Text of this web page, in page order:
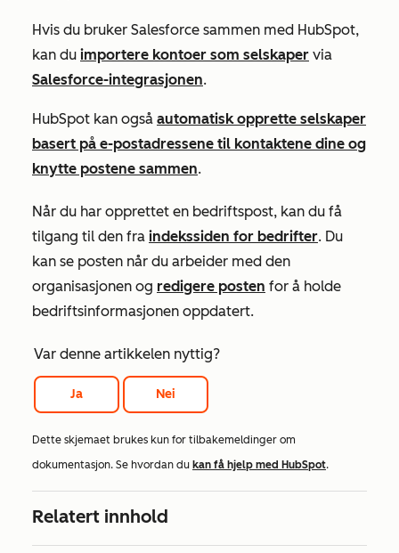
Hvis du bruker Salesforce sammen med HubSpot,
kan du importere kontoer som selskaper via
Salesforce-integrasjonen.
HubSpot kan også automatisk opprette selskaper
basert på e-postadressene til kontaktene dine og
knytte postene sammen.
Når du har opprettet en bedriftspost, kan du få
tilgang til den fra indekssiden for bedrifter. Du
kan se posten når du arbeider med den
organisasjonen og redigere posten for å holde
bedriftsinformasjonen oppdatert.
Var denne artikkelen nyttig?
Ja Nei
Dette skjemaet brukes kun for tilbakemeldinger om
dokumentasjon. Se hvordan du kan få hjelp med HubSpot.
Relatert innhold